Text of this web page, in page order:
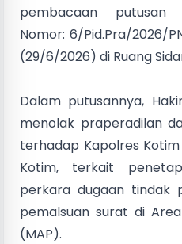
pembacaan putusan
Nomor: 6/Pid.Pra/2026/
(29/6/2026) di Ruang
Dalam putusannya,
menolak praperadilan
terhadap Kapolres
Kotim, terkait
perkara dugaan tindak
pemalsuan surat di
(MAP).